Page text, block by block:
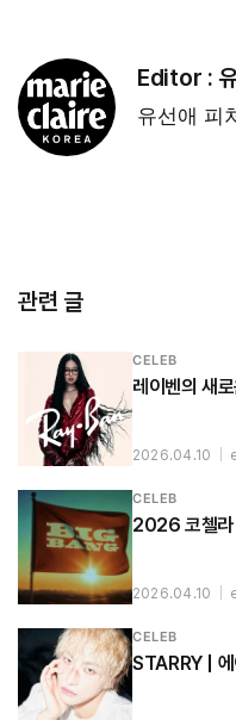
Editor :
유선애 피
관련 글
CELEB
레이벤의 새
2026.04.10
CELEB
2026 코첼라
2026.04.10
CELEB
STARRY |